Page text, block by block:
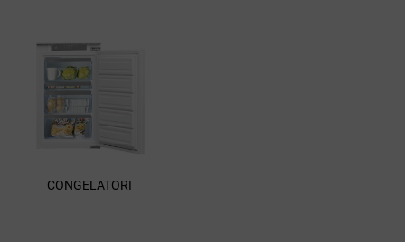
CONGELATORI